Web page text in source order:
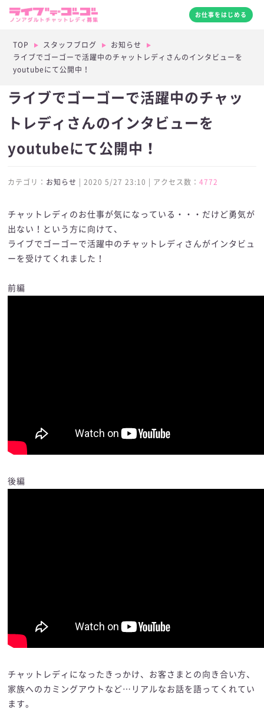
お仕事をはじめる
TOP スタッフブログ
お知らせ
ライブでゴーゴーで活躍中のチャットレディさんのインタビューを
youtubeにて公開中！
ライブでゴーゴーで活躍中のチャッ
トレディさんのインタビューを
youtubeにて公開中！
カテゴリ： お知らせ | 2020 5/27 23:10 | アクセス数：4772
チャットレディのお仕事が気になっている・・・だけど勇気が
出ない！という方に向けて、
ライブでゴーゴーで活躍中のチャットレディさんがインタビュ
ーを受けてくれました！
前編
後編
チャットレディになったきっかけ、お客さまとの向き合い方、
家族へのカミングアウトなど…リアルなお話を語ってくれてい
ます。